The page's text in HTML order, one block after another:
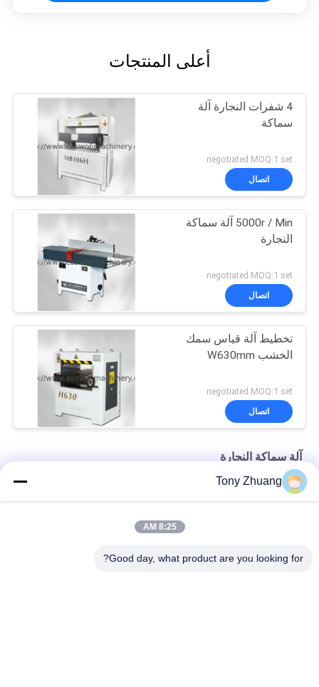
أعلى المنتجات
4 شفرات النجارة آلة
سماكة
negotiated MOQ:1 set
اتصال
5000r / Min آلة سماكة
النجارة
negotiated MOQ:1 set
اتصال
تخطيط آلة قياس سمك
الخشب W630mm
negotiated MOQ:1 set
اتصال
آلة سماكة النجارة
5.5kw آلة سماكة النجارة MB203A MB204A مقوي السماكة المزدوجةTony Zhuang
8:25 AM
Good day, what product are you looking for?